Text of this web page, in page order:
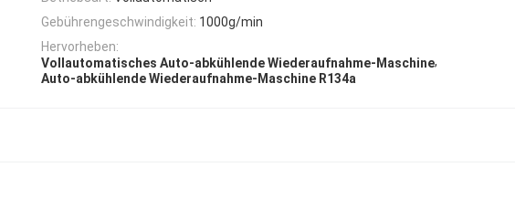
Gebührengeschwindigkeit: 1000g/min
Hervorheben:
Vollautomatisches Auto-abkühlende Wiederaufnahme-Maschine,
Auto-abkühlende Wiederaufnahme-Maschine R134a